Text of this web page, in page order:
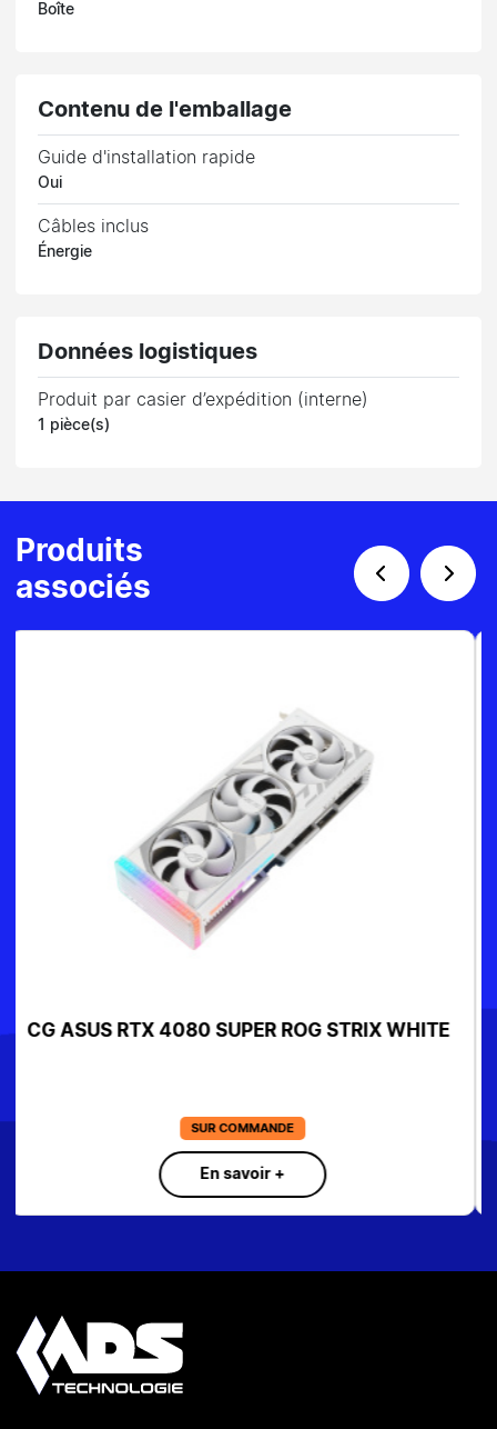
Boîte
Contenu de l'emballage
Guide d'installation rapide
Oui
Câbles inclus
Énergie
Données logistiques
Produit par casier d’expédition (interne)
1 pièce(s)
Produits
associés
CG GIGABYTE RTX 5060TI EAGLEOC ICE 16G
SUR COMMANDE
En savoir +